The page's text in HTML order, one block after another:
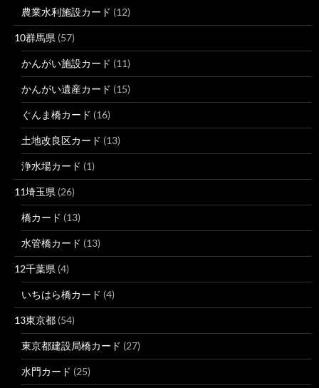
農業水利施設カード (12)
10群馬県 (57)
かんがい施設カード (11)
かんがい遺産カード (15)
ぐんま橋カード (16)
土地改良区カード (13)
浄水場カード (1)
11埼玉県 (26)
橋カード (13)
水管橋カード (13)
12千葉県 (4)
いちはら橋カード (4)
13東京都 (54)
東京都建設局橋カード (27)
水門カード (25)